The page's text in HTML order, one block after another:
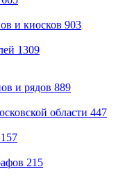
и киосков 903
1309
и рядов 889
области 447
157
215